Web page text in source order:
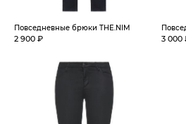
Повседневные брюки THE.NIM
2 900 ₽ 3 000